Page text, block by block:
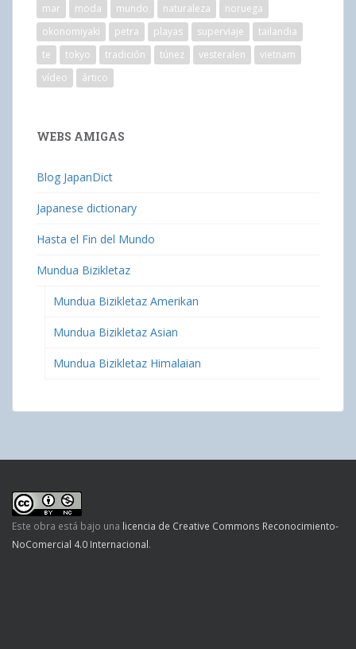
mar
moda mundo naturaleza
noruega
okonomiyaki
petra playas superviaje
tailandia
te
tokyo tradición túnez vesteralen
vietnam
vídeo
ártico
WEBS AMIGAS
Blog JapanDict
Japanese dictionary
Hasta el Fin del Mundo
Mundua Bizikletaz
Mundua Bizikletaz Amerikan
Mundua Bizikletaz Asian
Mundua Bizikletaz Himalaian
Este obra está bajo una licencia de Creative Commons Reconocimiento-
NoComercial 4.0 Internacional.